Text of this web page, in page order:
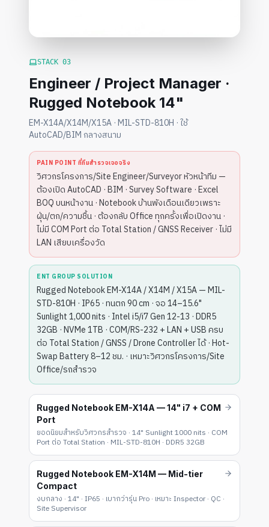
STACK 03
Engineer / Project Manager ·
Rugged Notebook 14"
EM-X14A/X14M/X15A · MIL-STD-810H · ใช้
AutoCAD/BIM กลางสนาม
PAIN POINT ที่ทีมสำรวจเจอจริง
วิศวกรโครงการ/Site Engineer/Surveyor หัวหน้าทีม —
ต้องเปิด AutoCAD · BIM · Survey Software · Excel
BOQ บนหน้างาน · Notebook บ้านพังเดือนเดียวเพราะ
ฝุ่น/ตก/ความชื้น · ต้องกลับ Office ทุกครั้งเพื่อเปิดงาน ·
ไม่มี COM Port ต่อ Total Station / GNSS Receiver · ไม่มี
LAN เสียบเครื่องวัด
ENT GROUP SOLUTION
Rugged Notebook EM-X14A / X14M / X15A — MIL-
STD-810H · IP65 · ทนตก 90 cm · จอ 14–15.6"
Sunlight 1,000 nits · Intel i5/i7 Gen 12-13 · DDR5
32GB · NVMe 1TB · COM/RS-232 + LAN + USB ครบ
ต่อ Total Station / GNSS / Drone Controller ได้ · Hot-
Swap Battery 8–12 ชม. · เหมาะวิศวกรโครงการ/Site
Office/รถสำรวจ
Rugged Notebook EM-X14A — 14" i7 + COM
Port
ยอดนิยมสำหรับวิศวกรสำรวจ · 14" Sunlight 1000 nits · COM
Port ต่อ Total Station · MIL-STD-810H · DDR5 32GB
Rugged Notebook EM-X14M — Mid-tier
Compact
งบกลาง · 14" · IP65 · เบากว่ารุ่น Pro · เหมาะ Inspector · QC ·
Site Supervisor